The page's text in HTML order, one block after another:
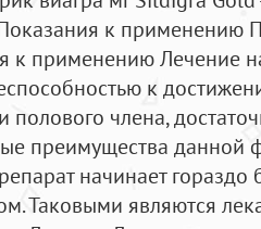
к применению
к применению Лечение
к
полового члена,
преимущества данной
начинает
Таковыми являются